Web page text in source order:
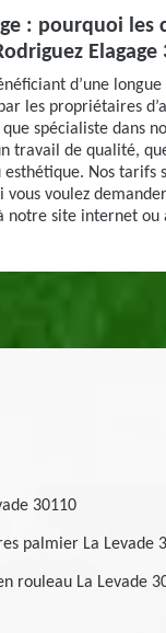
: pourquoi les
Elagage
d’une
les propriétaires
spécialiste dans
travail de qualité,
Nos tarifs
vous voulez
notre site internet ou
30110
palmier La Levade
rouleau La Levade